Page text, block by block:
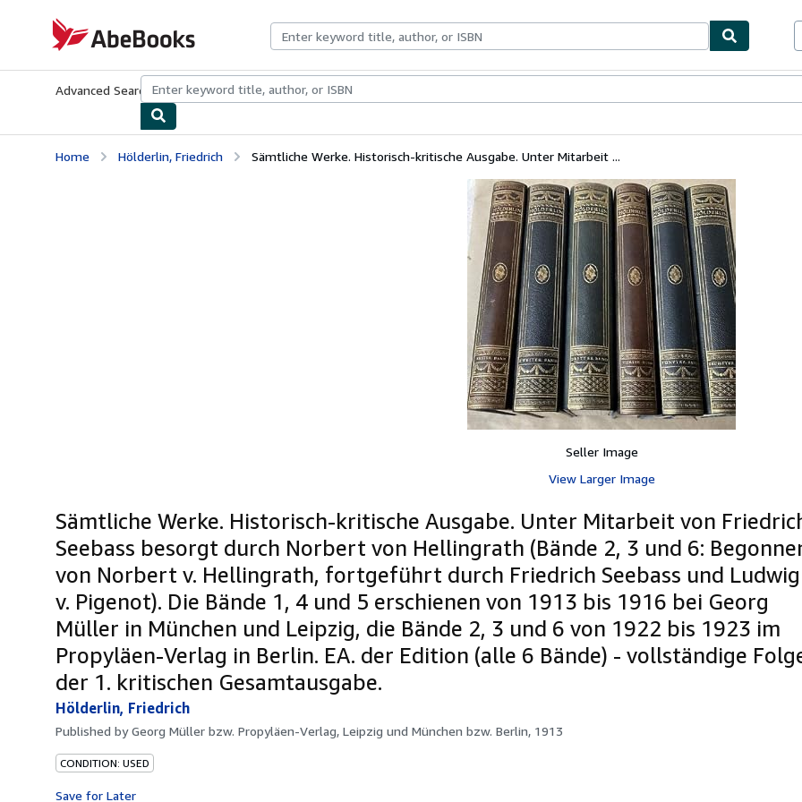
AbeBooks.com
Advanced Search Browse CollectionsRare BooksArt & Collectibles
Home Hölderlin, Friedrich Sämtliche Werke. Historisch-kritische Ausgabe. Unter Mitarbeit ...
Seller Image
View Larger Image
Sämtliche Werke. Historisch-kritische Ausgabe. Unter Mitarbeit von
Seebass besorgt durch Norbert von Hellingrath (Bände 2, 3 und 6:
von Norbert v. Hellingrath, fortgeführt durch Friedrich Seebass und Ludwig
v. Pigenot). Die Bände 1, 4 und 5 erschienen von 1913 bis 1916 bei Georg
Müller in München und Leipzig, die Bände 2, 3 und 6 von 1922 bis 1923 im
Propyläen-Verlag in Berlin. EA. der Edition (alle 6 Bände) - vollständige
der 1. kritischen Gesamtausgabe.
Hölderlin, Friedrich
Published byGeorg Müller bzw. Propyläen-Verlag, Leipzig und München bzw. Berlin, 1913
CONDITION: USED
Save for Later